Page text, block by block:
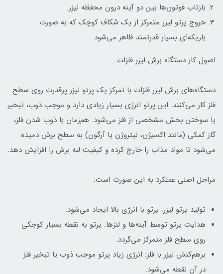
بازتاب فوتون‌ها بین دو آینه درون محفظه لیزر.
خروج پرتو لیزر متمرکز از یک شکاف کوچک که به صورت
باریکه‌ای بسیار قدرتمند ظاهر می‌شود.
اصول کار دستگاه برش لیزر فلزات
دستگاه‌های برش لیزر فلزات با تمرکز یک پرتو لیزر پرقدرت روی سطح
فلز کار می‌کنند. این پرتو انرژی بسیار زیادی دارد و موجب ذوب، تبخیر
یا سوختن بخش مشخصی از فلز می‌شود. هم‌زمان با ذوب شدن فلز،
گاز کمکی (مانند اکسیژن، نیتروژن یا آرگون) به سطح برش دمیده
می‌شود تا مواد مذاب را خارج کرده و کیفیت لبه برش را افزایش دهد.
مراحل اصلی عملکرد به این صورت است:
تولید پرتو لیزر: پرتو با انرژی بالا ایجاد می‌شود.
هدایت پرتو توسط آینه‌ها و لنزها: پرتو به نقطه بسیار کوچکی
روی سطح فلز متمرکز می‌گردد.
برهم‌کنش لیزر با فلز: انرژی زیاد پرتو موجب ذوب یا تبخیر فلز
در آن نقطه می‌شود.